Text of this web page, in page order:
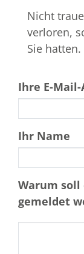
Nicht
verloren,
Sie hatten.
Ihre E-Mail-
Ihr Name
Warum soll
gemeldet